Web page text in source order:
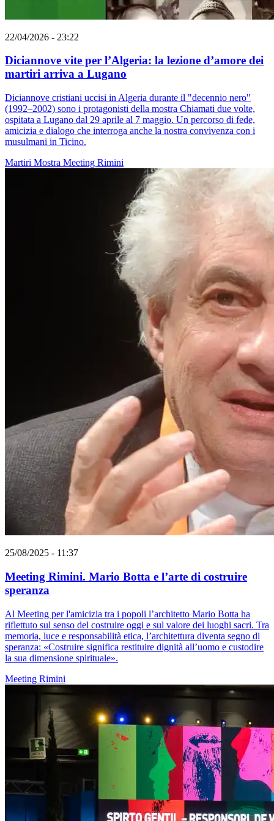
22/04/2026 - 23:22
Diciannove vite per l’Algeria: la lezione d’amore dei
martiri arriva a Lugano
Diciannove cristiani uccisi in Algeria durante il "decennio nero"
(1992–2002) sono i protagonisti della mostra Chiamati due volte,
ospitata a Lugano dal 29 aprile al 7 maggio. Un percorso di fede,
amicizia e dialogo che interroga anche la nostra convivenza con i
musulmani in Ticino.
Martiri Mostra Meeting Rimini
25/08/2025 - 11:37
Meeting Rimini. Mario Botta e l’arte di costruire
speranza
Al Meeting per l'amicizia tra i popoli l’architetto Mario Botta ha
riflettuto sul senso del costruire oggi e sul valore dei luoghi sacri. Tra
memoria, luce e responsabilità etica, l’architettura diventa segno di
speranza: «Costruire significa restituire dignità all’uomo e custodire
la sua dimensione spirituale».
Meeting Rimini